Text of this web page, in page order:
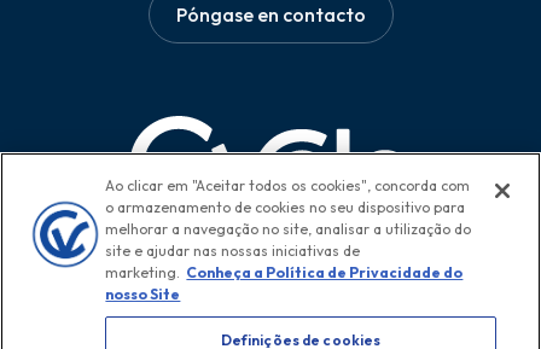
Póngase en contacto
Ao clicar em "Aceitar todos os cookies", concorda com
o armazenamento de cookies no seu dispositivo para
melhorar a navegação no site, analisar a utilização do
site e ajudar nas nossas iniciativas de
marketing.
Conheça a Política de Privacidade do
nosso Site
Definições de cookies